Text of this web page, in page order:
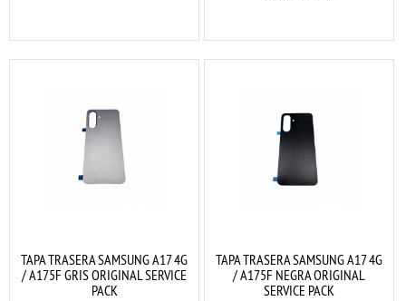
TAPA TRASERA SAMSUNG A17 4G
/ A175F GRIS ORIGINAL SERVICE
PACK
TAPA TRASERA SAMSUNG A17 4G
/ A175F NEGRA ORIGINAL
SERVICE PACK